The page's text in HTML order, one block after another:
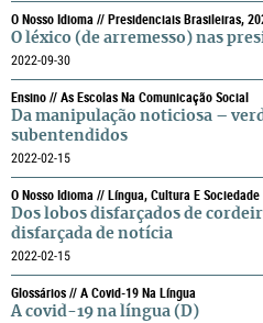
O Nosso Idioma // Presidenciais Brasileiras,
O léxico (de arremesso) nas
2022-09-30
Ensino // As Escolas Na Comunicação Social
Da manipulação noticiosa –
subentendidos
2022-02-15
O Nosso Idioma // Língua, Cultura E Sociedade
Dos lobos disfarçados de
disfarçada de notícia
2022-02-15
Glossários // A Covid-19 Na Língua
A covid-19 na língua (D)